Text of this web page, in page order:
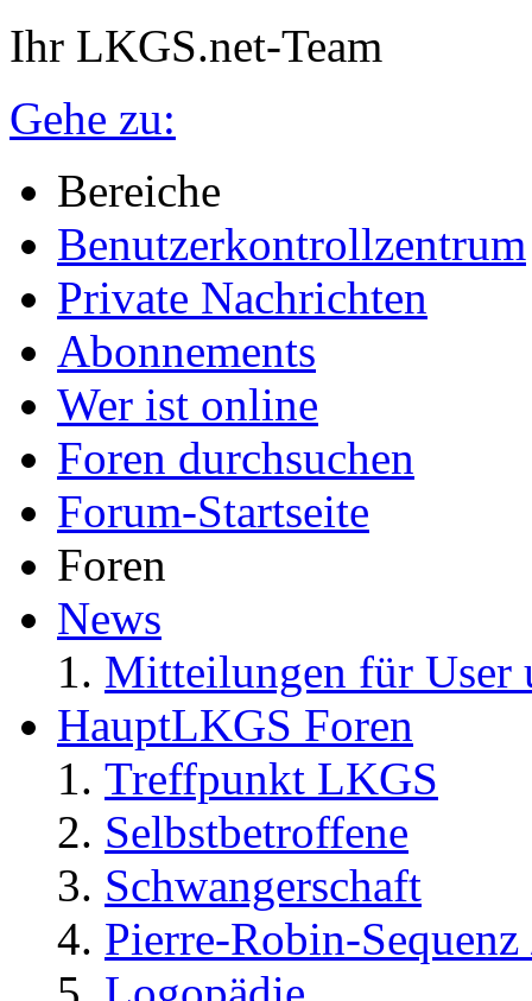
Ihr LKGS.net-Team
Gehe zu:
Bereiche
Benutzerkontrollzentrum
Private Nachrichten
Abonnements
Wer ist online
Foren durchsuchen
Forum-Startseite
Foren
News
Mitteilungen für User
HauptLKGS Foren
Treffpunkt LKGS
Selbstbetroffene
Schwangerschaft
Pierre-Robin-